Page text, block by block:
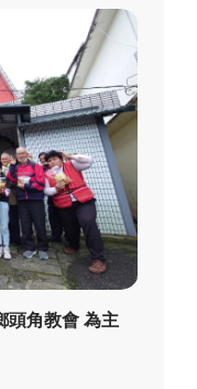
頭角教會 為主